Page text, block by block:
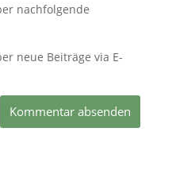
nachfolgende
neue Beiträge via E-